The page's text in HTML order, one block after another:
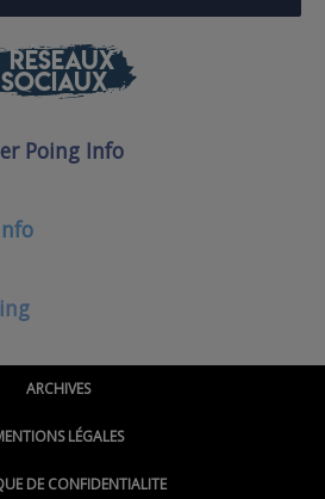
RÉSEAUX
SOCIAUX
Poing Info
ARCHIVES
LÉGALES
DE CONFIDENTIALITE